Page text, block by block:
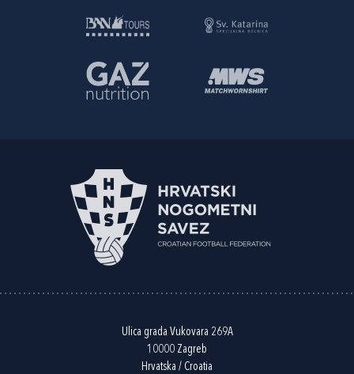
Ulica grada Vukovara 269A
10000 Zagreb
Hrvatska / Croatia